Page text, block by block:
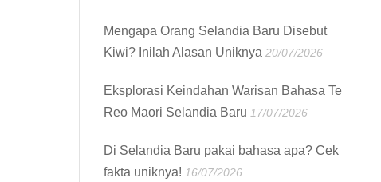
Mengapa Orang Selandia Baru Disebut
Kiwi? Inilah Alasan Uniknya 20/07/2026
Eksplorasi Keindahan Warisan Bahasa Te
Reo Maori Selandia Baru 17/07/2026
Di Selandia Baru pakai bahasa apa? Cek
fakta uniknya! 16/07/2026